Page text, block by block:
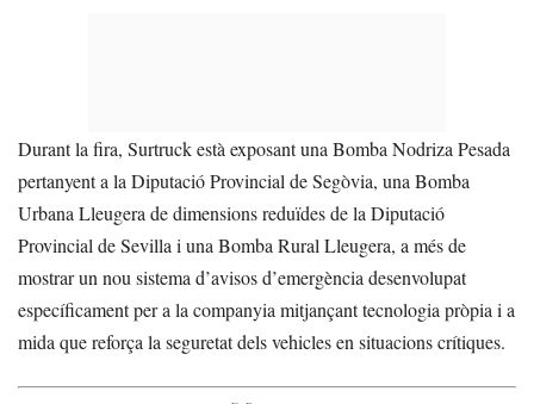
Durant la fira, Surtruck està exposant una Bomba Nodriza Pesada
pertanyent a la Diputació Provincial de Segòvia, una Bomba
Urbana Lleugera de dimensions reduïdes de la Diputació
Provincial de Sevilla i una Bomba Rural Lleugera, a més de
mostrar un nou sistema d’avisos d’emergència desenvolupat
específicament per a la companyia mitjançant tecnologia pròpia i a
mida que reforça la seguretat dels vehicles en situacions crítiques.